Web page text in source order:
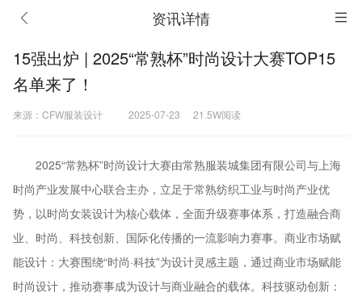
资讯详情
15强出炉 | 2025“常熟杯”时尚设计大赛TOP15
名单来了！
来源：CFW服装设计 2025-07-23 21.5W阅读
2025“常熟杯”时尚设计大赛由常熟服装城集团有限公司与上海
时尚产业发展中心联合主办，立足于常熟纺织工业与时尚产业优
势，以时尚女装设计为核心载体，全面升级赛事体系，打造融合商
业、时尚、科技创新、国际化传播的一流影响力赛事。商业市场赋
能设计‌：大赛围绕“时尚·科技”为设计灵感主题，通过商业市场赋能
时尚设计，推动赛事成为设计与商业融合的载体。科技驱动创新‌：